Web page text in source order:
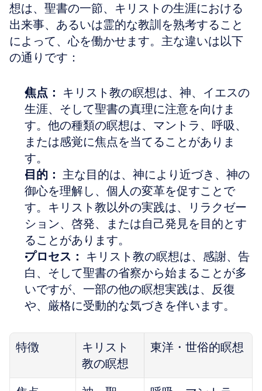
想は、聖書の一節、キリストの生涯における
出来事、あるいは霊的な教訓を熟考すること
によって、心を働かせます。主な違いは以下
の通りです：
焦点： キリスト教の瞑想は、神、イエスの
生涯、そして聖書の真理に注意を向けま
す。他の種類の瞑想は、マントラ、呼吸、
または感覚に焦点を当てることがありま
す。
目的： 主な目的は、神により近づき、神の
御心を理解し、個人の変革を促すことで
す。キリスト教以外の実践は、リラクゼー
ション、啓発、または自己発見を目的とす
ることがあります。
プロセス： キリスト教の瞑想は、感謝、告
白、そして聖書の省察から始まることが多
いですが、一部の他の瞑想実践は、反復
や、厳格に受動的な気づきを伴います。
特徴
キリスト
教の瞑想
東洋・世俗的瞑想